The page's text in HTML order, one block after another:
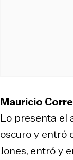
Mauricio
Lo presenta el
oscuro y entró
Jones, entró y